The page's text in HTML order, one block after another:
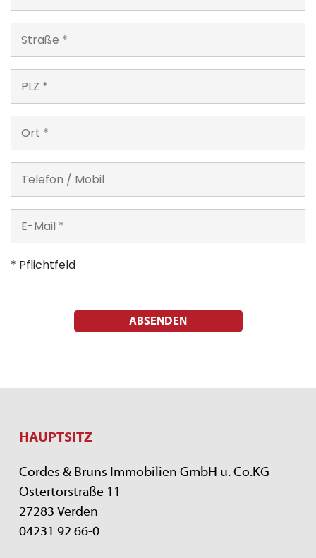
* Pflichtfeld
ABSENDEN
HAUPTSITZ
Cordes & Bruns Immobilien GmbH u. Co.KG
Ostertorstraße 11
27283 Verden
04231 92 66-0